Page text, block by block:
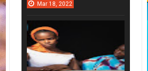
Mar 18, 2022